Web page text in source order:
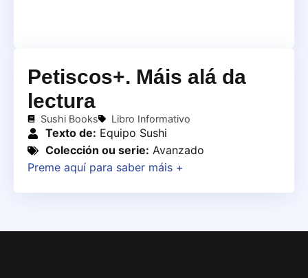
Petiscos+. Máis alá da
lectura
Sushi Books Libro Informativo
Texto de: Equipo Sushi
Colección ou serie: Avanzado
Preme aquí para saber máis +